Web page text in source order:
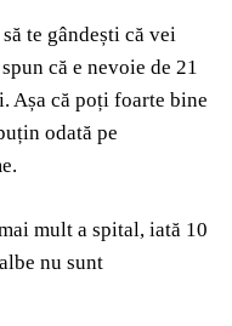
te gândești că vei
că e nevoie de 21
Așa că poți foarte bine
odată pe
mult a spital, iată 10
nu sunt